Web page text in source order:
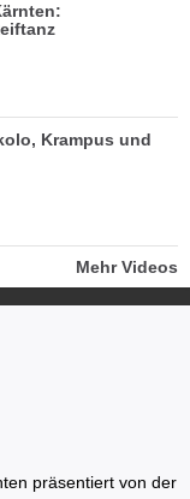
Krampus und
Mehr Videos
präsentiert von der